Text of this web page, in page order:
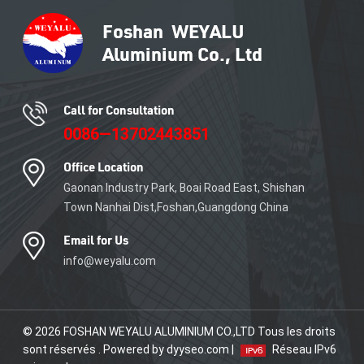
AIS est la ventilation. Avec un
cadre en aluminium AIS de
haute qualité, les fenêtres
coulissantes peuvent avoir
du verre AIS choisi.
Call for Consultation
0086—13702443851
Office Location
Gaonan Industry Park, Boai Road East, Shishan
Town Nanhai Dist,Foshan,Guangdong China
Email for Us
info@weyalu.com
© 2026 FOSHAN WEYALU ALUMINIUM CO.,LTD Tous les droits
sont réservés . Powered by dyyseo.com |
Réseau IPv6